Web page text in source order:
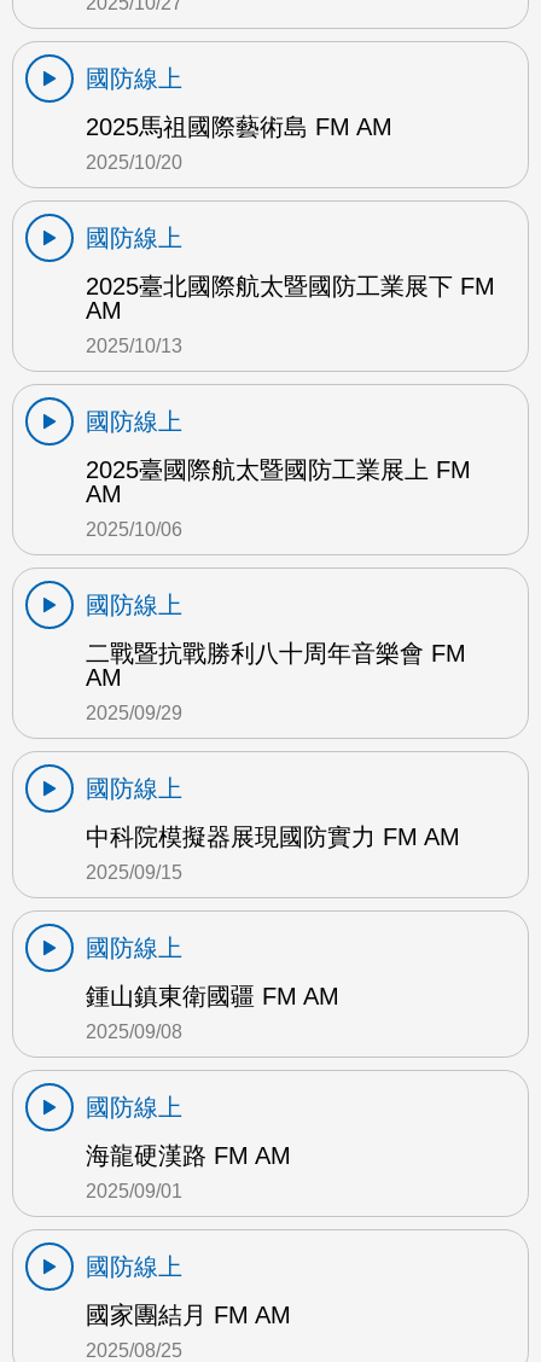
國防線上
2025馬祖國際藝術島 FM AM
2025/10/20
國防線上
2025臺北國際航太暨國防工業展下 FM
AM
2025/10/13
國防線上
2025臺國際航太暨國防工業展上 FM
AM
2025/10/06
國防線上
二戰暨抗戰勝利八十周年音樂會 FM
AM
2025/09/29
國防線上
中科院模擬器展現國防實力 FM AM
2025/09/15
國防線上
鍾山鎮東衛國疆 FM AM
2025/09/08
國防線上
海龍硬漢路 FM AM
2025/09/01
國防線上
國家團結月 FM AM
2025/08/25